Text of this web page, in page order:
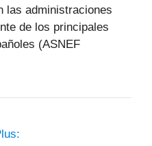
las administraciones
de los principales
(ASNEF